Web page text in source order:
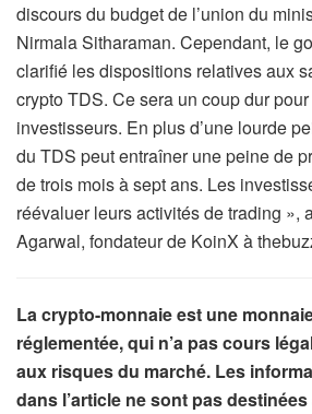
discours du budget de l’union du
Nirmala Sitharaman. Cependant, le
clarifié les dispositions relatives aux
crypto TDS. Ce sera un coup dur
investisseurs. En plus d’une lourde
du TDS peut entraîner une peine de
de trois mois à sept ans. Les
réévaluer leurs activités de trading »,
Agarwal, fondateur de KoinX à
La crypto-monnaie est une
réglementée, qui n’a pas cours
aux risques du marché. Les
dans l’article ne sont pas destinées